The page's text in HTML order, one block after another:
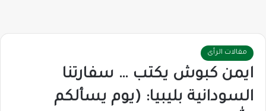
مقالات الرأى
ايمن كبوش يكتب … سفارتنا
السودانية بليبيا: (يوم يسألكم